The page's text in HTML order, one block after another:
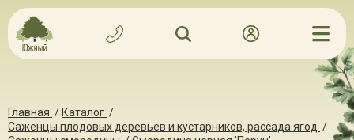
Главная / Каталог /
Саженцы плодовых деревьев и кустарников, рассада ягод /